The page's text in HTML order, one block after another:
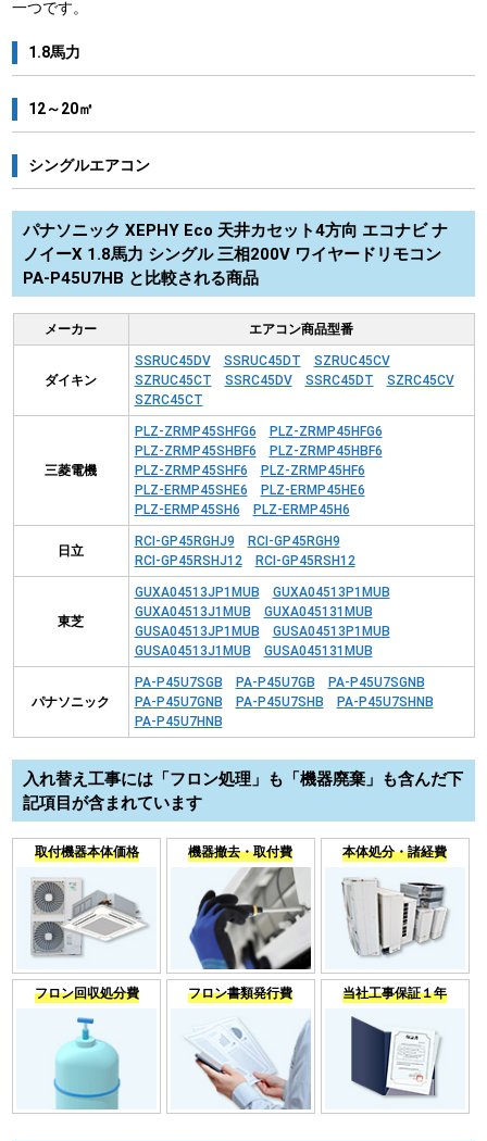
一つです。
1.8馬力
12～20㎡
シングルエアコン
パナソニック XEPHY Eco 天井カセット4方向 エコナビ ナ
ノイーX 1.8馬力 シングル 三相200V ワイヤードリモコン
PA-P45U7HB と比較される商品
メーカー エアコン商品型番
ダイキン
SSRUC45DV SSRUC45DT
SZRUC45CV
SZRUC45CT
SSRC45DV SSRC45DT
SZRC45CV
SZRC45CT
三菱電機
PLZ-ZRMP45SHFG6
PLZ-ZRMP45HFG6
PLZ-ZRMP45SHBF6
PLZ-ZRMP45HBF6
PLZ-ZRMP45SHF6
PLZ-ZRMP45HF6
PLZ-ERMP45SHE6
PLZ-ERMP45HE6
PLZ-ERMP45SH6
PLZ-ERMP45H6
日立
RCI-GP45RGHJ9
RCI-GP45RGH9
RCI-GP45RSHJ12
RCI-GP45RSH12
東芝
GUXA04513JP1MUB
GUXA04513P1MUB
GUXA04513J1MUB
GUXA045131MUB
GUSA04513JP1MUB
GUSA04513P1MUB
GUSA04513J1MUB
GUSA045131MUB
パナソニック
PA-P45U7SGB PA-P45U7GB
PA-P45U7SGNB
PA-P45U7GNB
PA-P45U7SHB
PA-P45U7SHNB
PA-P45U7HNB
入れ替え工事には「フロン処理」も「機器廃棄」も含んだ下
記項目が含まれています
取付機器本体価格 機器撤去・取付費 本体処分・諸経費
フロン回収処分費 フロン書類発行費 当社工事保証１年